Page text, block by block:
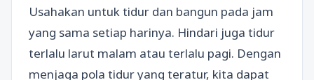
Usahakan untuk tidur dan bangun pada jam
yang sama setiap harinya. Hindari juga tidur
terlalu larut malam atau terlalu pagi. Dengan
menjaga pola tidur yang teratur, kita dapat